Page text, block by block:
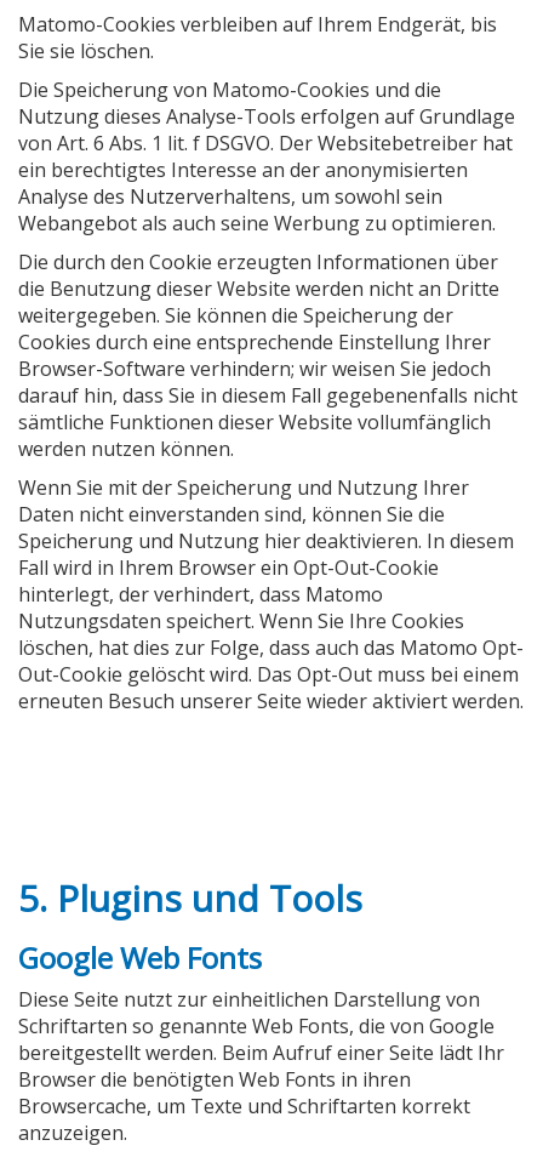
Matomo-Cookies verbleiben auf Ihrem Endgerät, bis
Sie sie löschen.
Die Speicherung von Matomo-Cookies und die
Nutzung dieses Analyse-Tools erfolgen auf Grundlage
von Art. 6 Abs. 1 lit. f DSGVO. Der Websitebetreiber hat
ein berechtigtes Interesse an der anonymisierten
Analyse des Nutzerverhaltens, um sowohl sein
Webangebot als auch seine Werbung zu optimieren.
Die durch den Cookie erzeugten Informationen über
die Benutzung dieser Website werden nicht an Dritte
weitergegeben. Sie können die Speicherung der
Cookies durch eine entsprechende Einstellung Ihrer
Browser-Software verhindern; wir weisen Sie jedoch
darauf hin, dass Sie in diesem Fall gegebenenfalls nicht
sämtliche Funktionen dieser Website vollumfänglich
werden nutzen können.
Wenn Sie mit der Speicherung und Nutzung Ihrer
Daten nicht einverstanden sind, können Sie die
Speicherung und Nutzung hier deaktivieren. In diesem
Fall wird in Ihrem Browser ein Opt-Out-Cookie
hinterlegt, der verhindert, dass Matomo
Nutzungsdaten speichert. Wenn Sie Ihre Cookies
löschen, hat dies zur Folge, dass auch das Matomo Opt-
Out-Cookie gelöscht wird. Das Opt-Out muss bei einem
erneuten Besuch unserer Seite wieder aktiviert werden.
5. Plugins und Tools
Google Web Fonts
Diese Seite nutzt zur einheitlichen Darstellung von
Schriftarten so genannte Web Fonts, die von Google
bereitgestellt werden. Beim Aufruf einer Seite lädt Ihr
Browser die benötigten Web Fonts in ihren
Browsercache, um Texte und Schriftarten korrekt
anzuzeigen.